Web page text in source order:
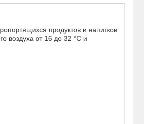
продуктов и напитков
воздуха от 16 до 32 °С и